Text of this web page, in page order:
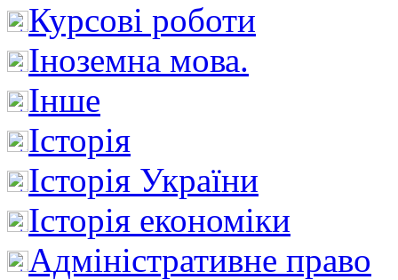
Курсові роботи
Іноземна мова.
Інше
Історія
Історія України
Історія економіки
Адміністративне право